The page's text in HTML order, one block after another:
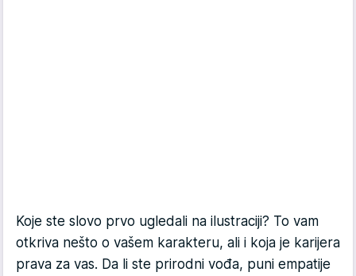
Koje ste slovo prvo ugledali na ilustraciji? To vam
otkriva nešto o vašem karakteru, ali i koja je karijera
prava za vas. Da li ste prirodni vođa, puni empatije